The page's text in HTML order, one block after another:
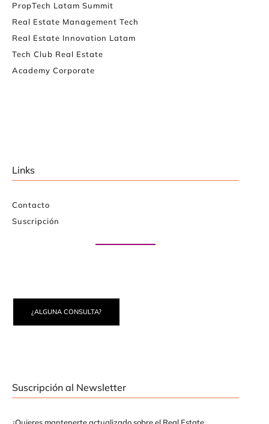
PropTech Latam Summit
Real Estate Management Tech
Real Estate Innovation Latam
Tech Club Real Estate
Academy Corporate
Links
Contacto
Suscripción
¿ALGUNA CONSULTA?
Suscripción al Newsletter